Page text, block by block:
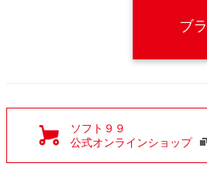
ブ
ソフト９９
公式オンラインショップ